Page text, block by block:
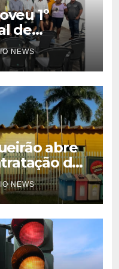
1º
de
o
da
NEWS
abre
de
NEWS